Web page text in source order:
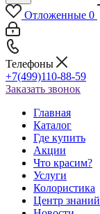
Отложенные 0
Телефоны
+7(499)110-88-59
Заказать звонок
Главная
Каталог
Где купить
Акции
Что красим?
Услуги
Колористика
Центр знаний